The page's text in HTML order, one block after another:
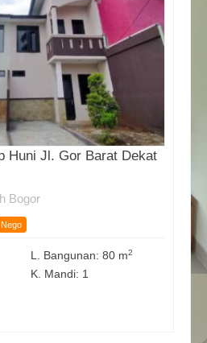
Huni Jl. Gor Barat Dekat
Bogor
Nego
L. Bangunan: 80 m2
K. Mandi: 1